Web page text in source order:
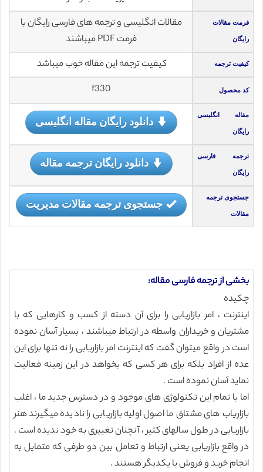
فرمت مقالات
رایگان
مقالات انگلیسی و ترجمه های فارسی رایگان با
فرمت PDF میباشند
کیفیت ترجمه کیفیت ترجمه این مقاله خوب میباشد
کد محصول f330
مقاله انگلیسی
رایگان
دانلود رایگان مقاله انگلیسی
ترجمه فارسی
رایگان
دانلود رایگان ترجمه مقاله
جستجوی ترجمه
مقالات
جستجوی ترجمه مقالات مدیریت
بخشی از ترجمه فارسی مقاله:
چکیده
اینترنت ، امر بازاریابی را برای آن دسته از کسب و کارهایی که با
مشتریان و خریداران واسطه در ارتباط میباشند ، بسیار آسان نموده
است در واقع میتوان گفت که اینترنت امر بازاریابی را نه تنها برای این
عده از افراد بلکه برای هر کسی که بخواهد در این زمینه فعالیت
نماید آسان نموده است .
اما با تمام این تکنولوژی های موجود و در دسترس جدید ما ، اغلب
بازاریاب های مشتاق ما اصول اولیه بازاریابی را نادیده میگیرند هنر
بازاریابی در طول سالهای کثیر ، آنچنان تغییری به خود ندیده است .
در واقع بازاریابی یعنی ارتباط و تعامل بین دو طرفی که متمایل به
انجام خرید و فروش با یکدیگر هستند .